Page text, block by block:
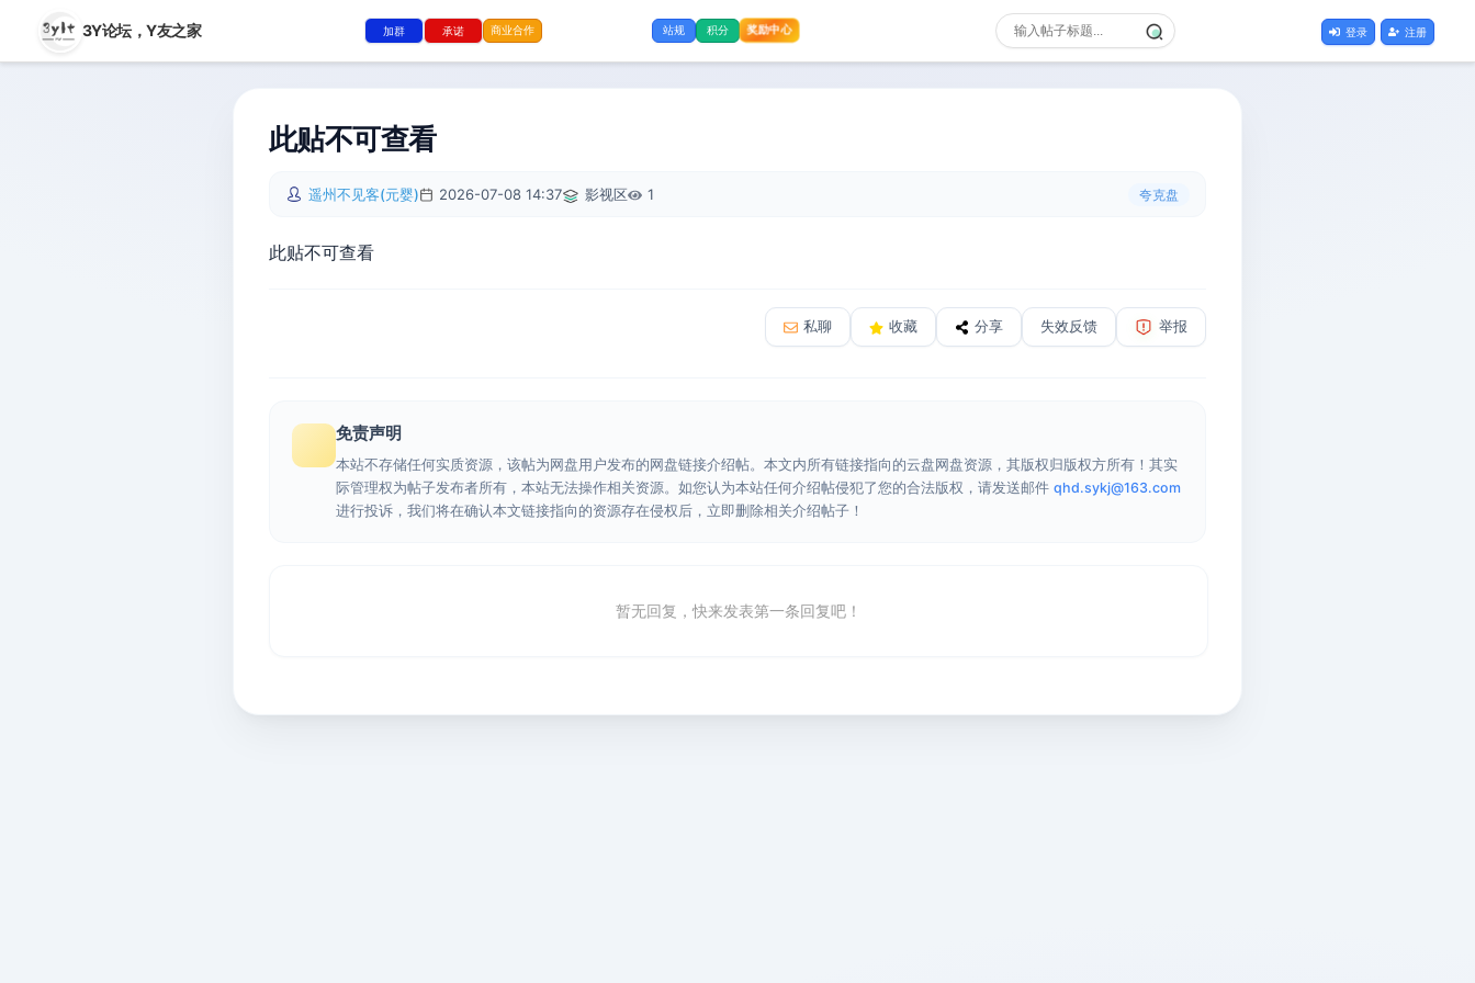
3Y论坛，Y友之家 加群 承诺 商业合作 站规 积分 奖励中心 登录 注册
此贴不可查看
遥州不见客(元婴) 2026-07-08 14:37 影视区 1 夸克盘
此贴不可查看
私聊 收藏 分享 失效反馈 举报
免责声明
本站不存储任何实质资源，该帖为网盘用户发布的网盘链接介绍帖。本文内所有链接指向的云盘网盘资源，其版权归版权方所有！其实
际管理权为帖子发布者所有，本站无法操作相关资源。如您认为本站任何介绍帖侵犯了您的合法版权，请发送邮件 qhd.sykj@163.com
进行投诉，我们将在确认本文链接指向的资源存在侵权后，立即删除相关介绍帖子！
暂无回复，快来发表第一条回复吧！